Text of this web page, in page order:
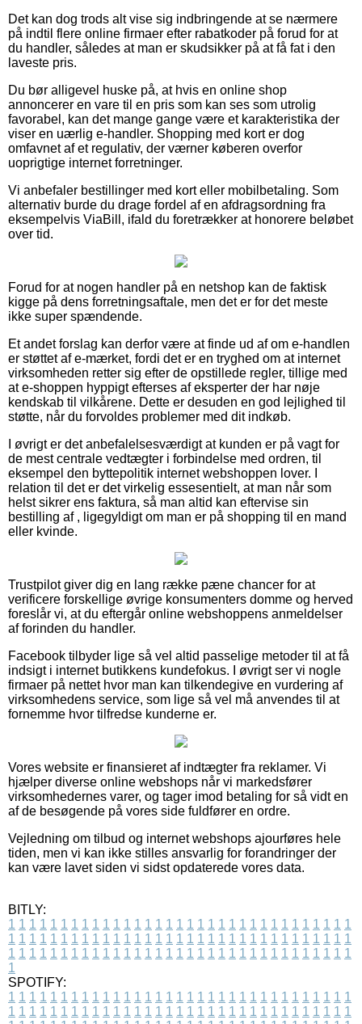
Det kan dog trods alt vise sig indbringende at se nærmere
på indtil flere online firmaer efter rabatkoder på forud for at
du handler, således at man er skudsikker på at få fat i den
laveste pris.
Du bør alligevel huske på, at hvis en online shop
annoncerer en vare til en pris som kan ses som utrolig
favorabel, kan det mange gange være et karakteristika der
viser en uærlig e-handler. Shopping med kort er dog
omfavnet af et regulativ, der værner køberen overfor
uoprigtige internet forretninger.
Vi anbefaler bestillinger med kort eller mobilbetaling. Som
alternativ burde du drage fordel af en afdragsordning fra
eksempelvis ViaBill, ifald du foretrækker at honorere beløbet
over tid.
Forud for at nogen handler på en netshop kan de faktisk
kigge på dens forretningsaftale, men det er for det meste
ikke super spændende.
Et andet forslag kan derfor være at finde ud af om e-handlen
er støttet af e-mærket, fordi det er en tryghed om at internet
virksomheden retter sig efter de opstillede regler, tillige med
at e-shoppen hyppigt efterses af eksperter der har nøje
kendskab til vilkårene. Dette er desuden en god lejlighed til
støtte, når du forvoldes problemer med dit indkøb.
I øvrigt er det anbefalelsesværdigt at kunden er på vagt for
de mest centrale vedtægter i forbindelse med ordren, til
eksempel den byttepolitik internet webshoppen lover. I
relation til det er det virkelig essesentielt, at man når som
helst sikrer ens faktura, så man altid kan eftervise sin
bestilling af , ligegyldigt om man er på shopping til en mand
eller kvinde.
Trustpilot giver dig en lang række pæne chancer for at
verificere forskellige øvrige konsumenters domme og herved
foreslår vi, at du eftergår online webshoppens anmeldelser
af forinden du handler.
Facebook tilbyder lige så vel altid passelige metoder til at få
indsigt i internet butikkens kundefokus. I øvrigt ser vi nogle
firmaer på nettet hvor man kan tilkendegive en vurdering af
virksomhedens service, som lige så vel må anvendes til at
fornemme hvor tilfredse kunderne er.
Vores website er finansieret af indtægter fra reklamer. Vi
hjælper diverse online webshops når vi markedsfører
virksomhedernes varer, og tager imod betaling for så vidt en
af de besøgende på vores side fuldfører en ordre.
Vejledning om tilbud og internet webshops ajourføres hele
tiden, men vi kan ikke stilles ansvarlig for forandringer der
kan være lavet siden vi sidst opdaterede vores data.
BITLY:
1 1 1 1 1 1 1 1 1 1 1 1 1 1 1 1 1 1 1 1 1 1 1 1 1 1 1 1 1 1 1 1 1
1 1 1 1 1 1 1 1 1 1 1 1 1 1 1 1 1 1 1 1 1 1 1 1 1 1 1 1 1 1 1 1 1
1 1 1 1 1 1 1 1 1 1 1 1 1 1 1 1 1 1 1 1 1 1 1 1 1 1 1 1 1 1 1 1 1
1
SPOTIFY:
1 1 1 1 1 1 1 1 1 1 1 1 1 1 1 1 1 1 1 1 1 1 1 1 1 1 1 1 1 1 1 1 1
1 1 1 1 1 1 1 1 1 1 1 1 1 1 1 1 1 1 1 1 1 1 1 1 1 1 1 1 1 1 1 1 1